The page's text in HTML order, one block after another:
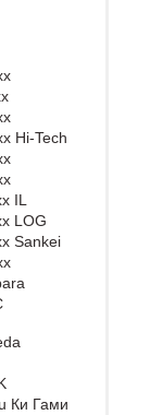
Hi-Tech
IL
LOG
Sankei
Ки Гами